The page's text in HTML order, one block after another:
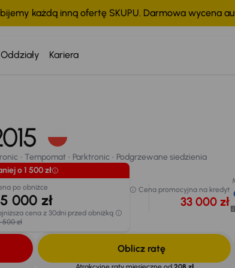
każdą inną ofertę SKUPU. Darmowa wycena
Oddziały Kariera
Tempomat Parktronic
Podgrzewane siedzienia
o 1 500 zł
po obniżce
000 zł
cena z 30dni przed obniżką
500 zł
Cena promocyjna na kredyt
33 000 zł
Oblicz ratę